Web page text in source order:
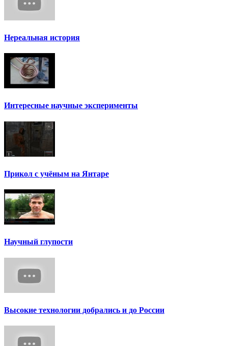
Нереальная история
Интересные научные эксперименты
Прикол с учёным на Янтаре
Научный глупости
Высокие технологии добрались и до России